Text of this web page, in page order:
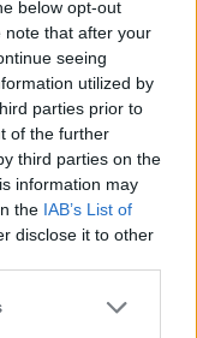
below opt-out
note that after your
seeing
utilized by
parties prior to
of the further
third parties on the
information may
the IAB’s List of
disclose it to other
la demanda de
York sellara el
partido de las
dólares por una
pieza numerada 1-
en 2024.